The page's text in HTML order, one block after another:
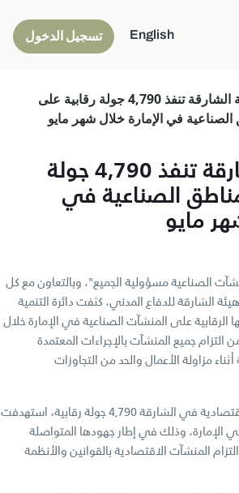
English تسجيل الدخول
اقتصادية الشارقة تنفذ 4,790 جولة رقابية على
الصناعية في الإمارة خلال شهر مايو
اقتصادية الشارقة تنفذ 4,790 جولة
الصناعية في
مايو
الصناعية مسؤولية الجميع"، وبالتعاون مع كل
الشارقة للدفاع المدني، كثفت دائرة التنمية
الرقابية على المنشآت الصناعية في الإمارة خلال
التزام جميع المنشآت بالإجراءات المعتمدة
مزاولة الأعمال والحد من التجاوزات
حيث نفذت دائرة التنمية الاقتصادية في الشارقة 4,790 جولة رقابية، استهدفت
الإمارة، وذلك في إطار جهودها المتواصلة
المنشآت الاقتصادية بالقوانين والأنظمة